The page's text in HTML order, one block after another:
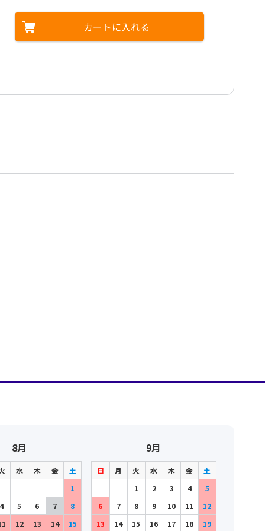
カートに入れる
8月
水 木 金
土
1
4
5 6 7
8
12 13 14 15
9月
日 月 火 水 木 金
土
1
2 3 4
5
6
7 8 9 10 11
12
13
14 15 16 17 18 19